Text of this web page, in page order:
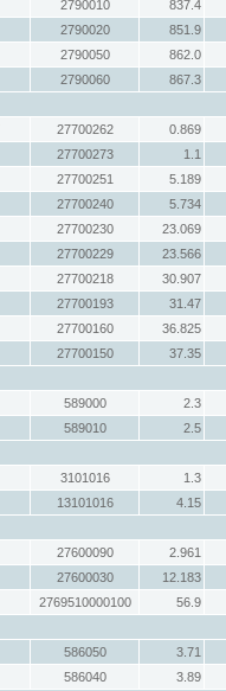
2790010
837.4
2790020
851.9
2790050
862.0
2790060
867.3
27700262
0.869
27700273
1.1
27700251
5.189
27700240
5.734
27700230
23.069
27700229
23.566
27700218
30.907
27700193
31.47
27700160
36.825
27700150
37.35
589000
2.3
589010
2.5
3101016
1.3
13101016
4.15
27600090
2.961
27600030
12.183
2769510000100
56.9
586050
3.71
586040
3.89